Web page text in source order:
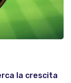
la crescita